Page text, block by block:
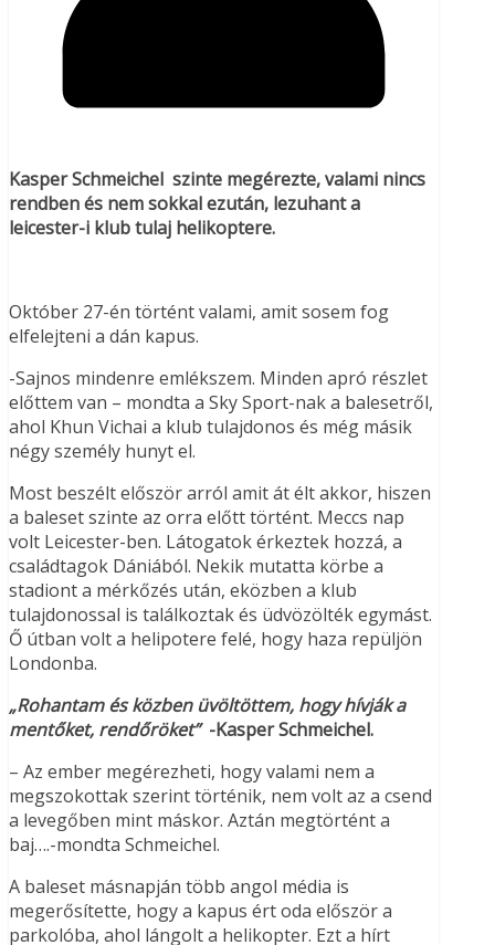
Kasper Schmeichel szinte megérezte, valami nincs
rendben és nem sokkal ezután, lezuhant a
leicester-i klub tulaj helikoptere.
Október 27-én történt valami, amit sosem fog
elfelejteni a dán kapus.
-Sajnos mindenre emlékszem. Minden apró részlet
előttem van – mondta a Sky Sport-nak a balesetről,
ahol Khun Vichai a klub tulajdonos és még másik
négy személy hunyt el.
Most beszélt először arról amit át élt akkor, hiszen
a baleset szinte az orra előtt történt. Meccs nap
volt Leicester-ben. Látogatok érkeztek hozzá, a
családtagok Dániából. Nekik mutatta körbe a
stadiont a mérkőzés után, eközben a klub
tulajdonossal is találkoztak és üdvözölték egymást.
Ő útban volt a helipotere felé, hogy haza repüljön
Londonba.
„Rohantamésközben üvöltöttem, hogy hívják a
mentőket, rendőröket”-Kasper Schmeichel.
– Az ember megérezheti, hogy valami nem a
megszokottak szerint történik, nem volt az a csend
a levegőben mint máskor. Aztán megtörtént a
baj….-mondta Schmeichel.
A baleset másnapján több angol média is
megerősítette, hogy a kapus ért oda először a
parkolóba, ahol lángolt a helikopter. Ezt a hírt